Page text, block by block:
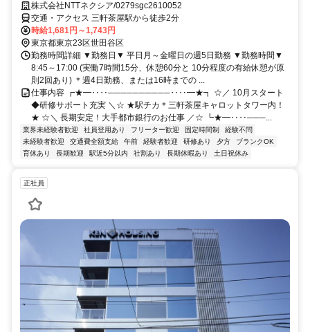
株式会社NTTネクシア/0279sgc2610052
交通・アクセス 三軒茶屋駅から徒歩2分
時給1,681円～1,743円
東京都東京23区世田谷区
勤務時間詳細 ▼勤務日▼ 平日月～金曜日の週5日勤務 ▼勤務時間▼
8:45～17:00 (実働7時間15分、休憩60分と 10分程度の有給休憩が原
則2回あり) ＊週4日勤務、または16時までの ...
仕事内容 ┏★━‥‥──────────‥‥━★┓ ☆／ 10月スタート
◆研修サポート充実 ＼☆ ★駅チカ＊三軒茶屋キャロットタワー内！
★ ☆＼ 長期安定！大手都市銀行のお仕事 ／☆ ┗★━‥‥───...
業界未経験者歓迎 社員登用あり フリーター歓迎 固定時間制
経験不問
未経験者歓迎
交通費全額支給 午前 経験者歓迎 研修あり 夕方
ブランクOK
育休あり
長期歓迎 駅近5分以内 社割あり 長期休暇あり 土日祝休み
正社員